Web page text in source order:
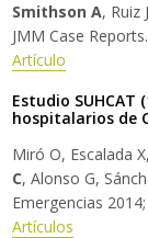
Smithson A, Ruiz
JMM Case
Artículo
Estudio
hospitalarios de
Miró O, Escalada
C, Alonso G,
Emergencias
Artículos